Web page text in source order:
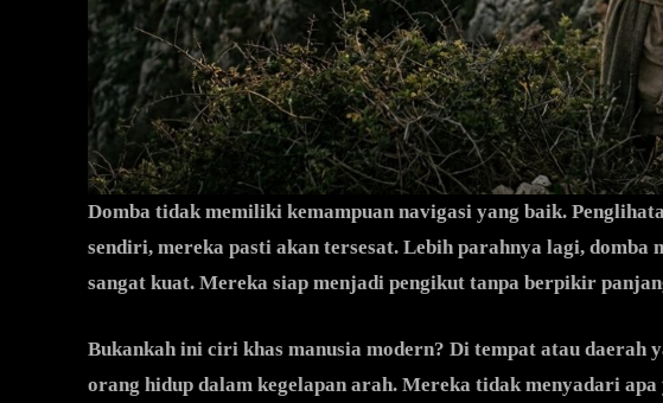
Domba tidak memiliki kemampuan navigasi yang baik.
sendiri, mereka pasti akan tersesat. Lebih parahnya lagi,
sangat kuat. Mereka siap menjadi pengikut tanpa berpikir
Bukankah ini ciri khas manusia modern? Di tempat atau daerah
orang hidup dalam kegelapan arah. Mereka tidak menyadari